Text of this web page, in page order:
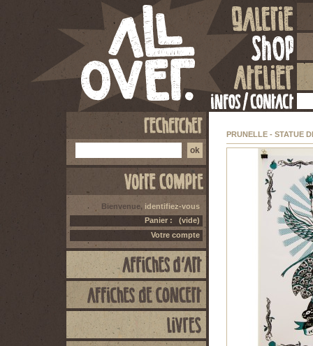
Bienvenue, identifiez-vous
Panier :
(vide)
Votre compte
PRUNELLE - STATUE